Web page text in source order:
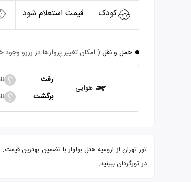
کودک قیمت استعلام شود
حمل و نقل ( امکان تغییر پروازها در رزرو
هوایی
رفت
برگشت
در تورگردان ببینید.